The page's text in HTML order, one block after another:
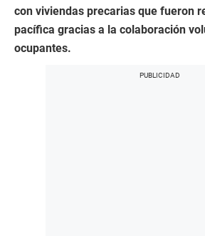
con viviendas precarias que fueron
pacífica gracias a la colaboración
ocupantes.